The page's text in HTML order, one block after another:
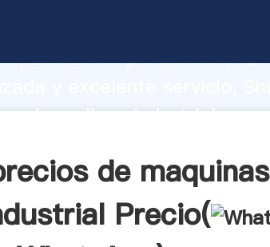
de producción,
de molinos industrial
de
Precio(